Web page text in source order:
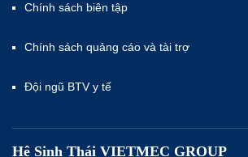
Chính sách biên tập
Chính sách quảng cáo và tài trợ
Đội ngũ BTV y tế
Hệ Sinh Thái VIETMEC GROUP